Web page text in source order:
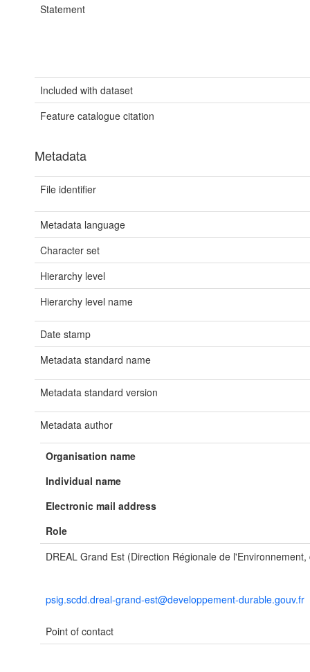
Statement
Included with dataset
Feature catalogue citation
Metadata
File identifier
Metadata language
Character set
Hierarchy level
Hierarchy level name
Date stamp
Metadata standard name
Metadata standard version
Metadata author
Organisation name
Individual name
Electronic mail address
Role
DREAL Grand Est (Direction Régionale de
psig.scdd.dreal-grand-est@developpement-durable.gouv.fr
Point of contact